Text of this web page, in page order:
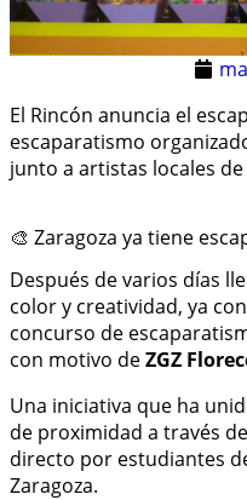
El Rincón anuncia el
escaparatismo
junto a artistas locales de
🎨 Zaragoza ya tiene
Después de varios días
color y creatividad, ya
concurso de
con motivo deZGZ
Una iniciativa que ha
de proximidad a través
directo por estudiantes
Zaragoza.